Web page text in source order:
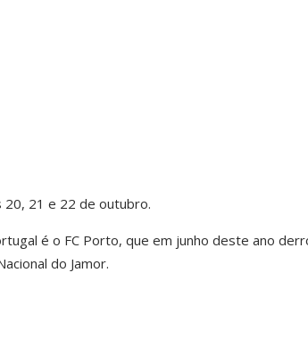
21 e 22 de outubro.
é o FC Porto, que em junho deste ano
do Jamor.